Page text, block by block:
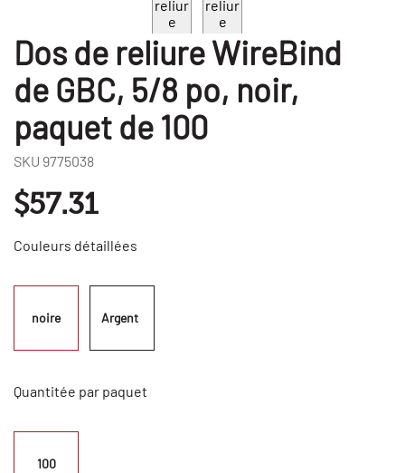
Dos de reliure WireBind
de GBC, 5/8 po, noir,
paquet de 100
SKU 9775038
$57.31
Couleurs détaillées
noire Argent
Quantitée par paquet
100